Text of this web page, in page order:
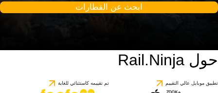
ابحث عن القطارات
حول Rail.Ninja
تطبيق موبايل عالي التقييم تم تقييمه كاستثنائي للغاية